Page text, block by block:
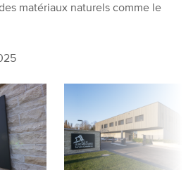
matériaux naturels comme le